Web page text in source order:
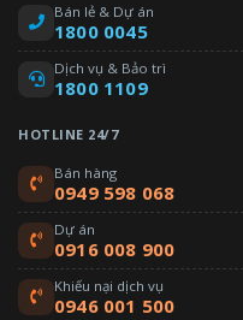
Bán lẻ & Dự án
1800 0045
Dịch vụ & Bảo trì
1800 1109
HOTLINE 24/7
Bán hàng
0949 598 068
Dự án
0916 008 900
Khiếu nại dịch vụ
0946 001 500